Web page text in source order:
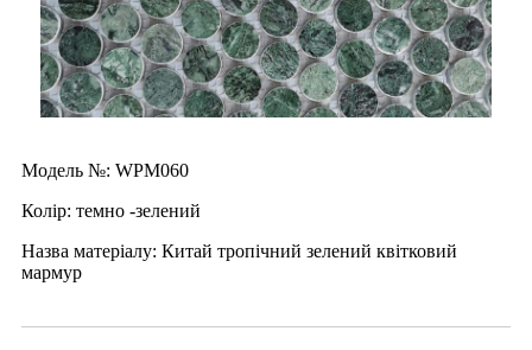
Модель №: WPM060
Колір: темно -зелений
Назва матеріалу: Китай тропічний зелений квітковий
мармур